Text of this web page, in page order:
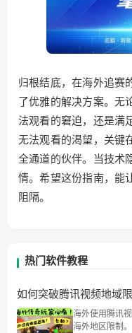
归根结底，在海外追赛
了优雅的解决方案。无
法观看的窘迫，还是满
无法观看的渴望，关键
全通道的伙伴。当技术
情。希望这份指南，能
阻隔。
热门软件教程
如何突破腾讯视频地域
海外使用腾讯
海外地区限制。 当在海外打开腾讯视频，却突然弹出“由于版